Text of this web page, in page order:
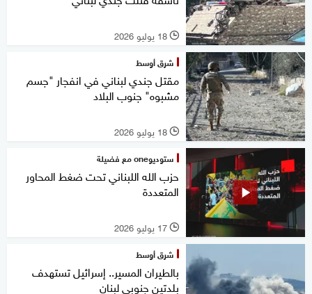
l 18 يوليو 2026
شرق أوسط
مقتل جندي لبناني في انفجار "جسم
مشبوه" جنوب البلاد
l 18 يوليو 2026
ستوديوone مع فضيلة
حزب الله اللبناني تحت ضغط المحاور
المتعددة
l 17 يوليو 2026
شرق أوسط
بالطيران المسير.. إسرائيل تستهدف
بلدتين جنوبي لبنان